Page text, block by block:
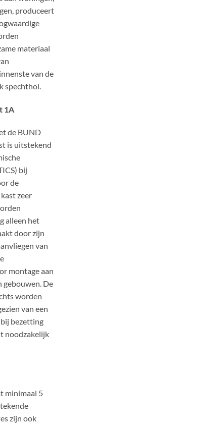
produceert
materiaal
van de
spechthol.
1A
de BUND
is uitstekend
bij
de
zeer
alleen het
door zijn
van
montage aan
gebouwen. De
worden
van een
bezetting
noodzakelijk
minimaal 5
zijn ook